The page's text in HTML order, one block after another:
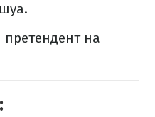
на